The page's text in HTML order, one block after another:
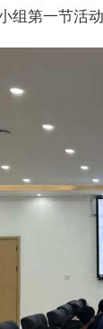
组第一节活动